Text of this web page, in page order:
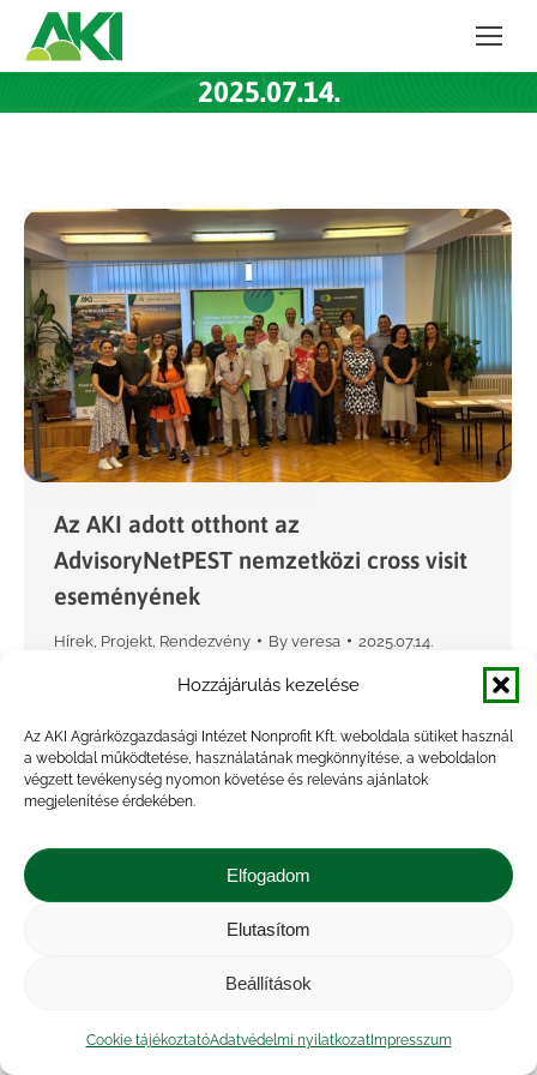
Hozzájárulás kezelése
Az AKI Agrárközgazdasági Intézet Nonprofit Kft. weboldala sütiket használ
a weboldal működtetése, használatának megkönnyítése, a weboldalon
végzett tevékenység nyomon követése és releváns ajánlatok
megjelenítése érdekében.
Elfogadom
Elutasítom
Beállítások
Cookie tájékoztatóAdatvédelmi nyilatkozatImpresszum
2025.07.14.
Az AKI adott otthont az
AdvisoryNetPEST nemzetközi cross visit
eseményének
Hírek Projekt Rendezvény By veresa 2025.07.14.
A növényvédőszer-felhasználás csökkentését
keretében minden partnerország évente egy
alkalommal cross visit eseményt szervez,
növényvédelmi gyakorlatok elméleti és